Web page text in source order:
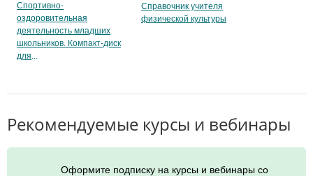
Спортивно-
оздоровительная
деятельность младших
школьников. Компакт-диск
для
Справочник учителя
физической культуры
Рекомендуемые курсы и вебинары
Оформите подписку на курсы и вебинары со